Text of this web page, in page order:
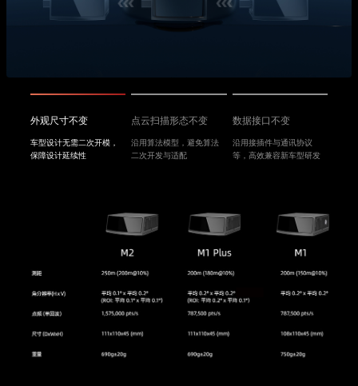
外观尺寸不变
车型设计无需二次开模，
保障设计延续性
点云扫描形态不变
沿用算法模型，避免算法
二次开发与适配
数据接口不变
沿用接插件与通讯协议
等，高效兼容新车型研发